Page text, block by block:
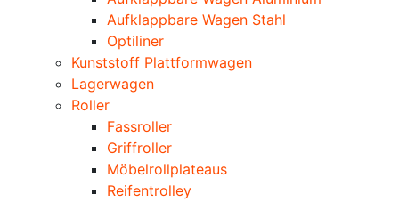
Aufklappbare Wagen Stahl
Optiliner
Kunststoff Plattformwagen
Lagerwagen
Roller
Fassroller
Griffroller
Möbelrollplateaus
Reifentrolley